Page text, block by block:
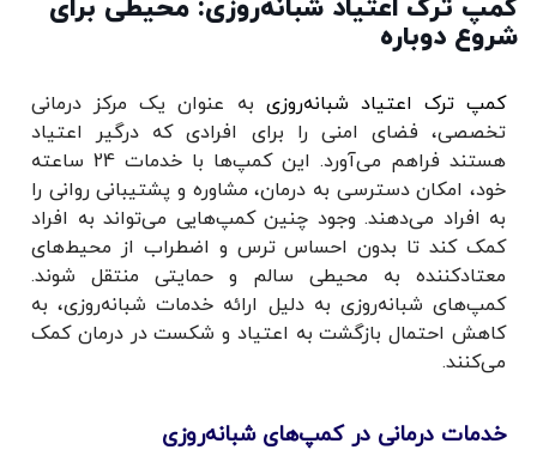
کمپ ترک اعتیاد شبانه‌روزی: محیطی برای
شروع دوباره
کمپ ترک اعتیاد شبانه‌روزی به عنوان یک مرکز درمانی
تخصصی، فضای امنی را برای افرادی که درگیر اعتیاد
هستند فراهم می‌آورد. این کمپ‌ها با خدمات 24 ساعته
خود، امکان دسترسی به درمان، مشاوره و پشتیبانی روانی را
به افراد می‌دهند. وجود چنین کمپ‌هایی می‌تواند به افراد
کمک کند تا بدون احساس ترس و اضطراب از محیط‌های
معتادکننده به محیطی سالم و حمایتی منتقل شوند.
کمپ‌های شبانه‌روزی به دلیل ارائه خدمات شبانه‌روزی، به
کاهش احتمال بازگشت به اعتیاد و شکست در درمان کمک
می‌کنند.
خدمات درمانی در کمپ‌های شبانه‌روزی